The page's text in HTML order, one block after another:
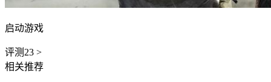
启动游戏
评测 23 >
相关推荐